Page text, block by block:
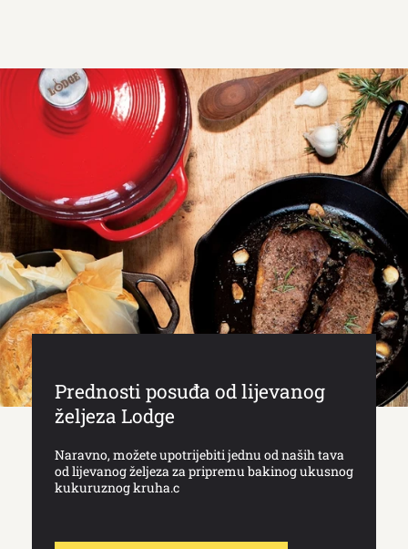
Prednosti posuđa od lijevanog
željeza Lodge
Naravno, možete upotrijebiti jednu od naših tava
od lijevanog željeza za pripremu bakinog ukusnog
kukuruznog kruha.c